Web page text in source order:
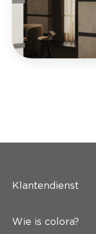
Klantendienst
Wie is colora?